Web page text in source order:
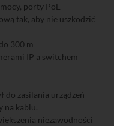
porty PoE
tak, aby nie uszkodzić
300 m
IP a switchem
do zasilania urządzeń
na kablu.
niezawodności